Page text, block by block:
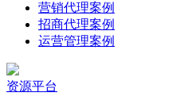
营销代理案例
招商代理案例
运营管理案例
资源平台